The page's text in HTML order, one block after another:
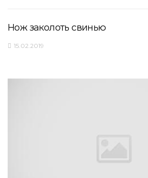
Нож заколоть свинью
15.02.2019